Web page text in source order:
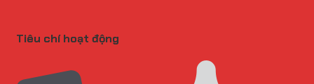
Tiêu chí hoạt động